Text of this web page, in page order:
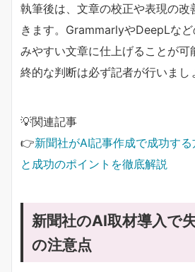
執筆後は、文章の校正や表現の改
きます。GrammarlyやDeepLな
みやすい文章に仕上げることが可
終的な判断は必ず記者が行いまし
💡関連記事
👉新聞社がAI記事作成で成功す
と成功のポイントを徹底解説
新聞社のAI取材導入で
の注意点